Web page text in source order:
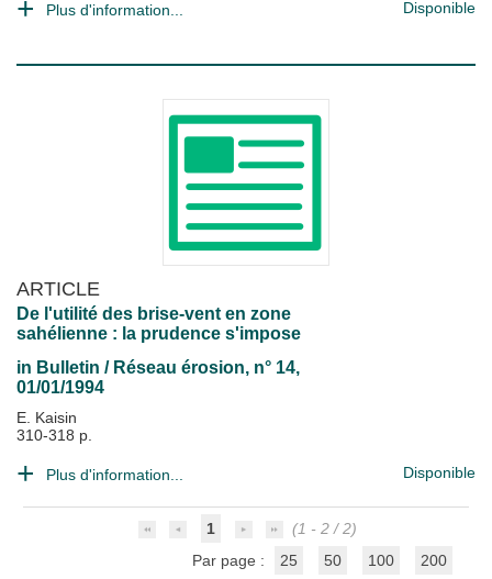
Plus d'information... Disponible
ARTICLE
De l'utilité des brise-vent en zone
sahélienne : la prudence s'impose
in Bulletin / Réseau érosion, n° 14,
01/01/1994
E. Kaisin
310-318 p.
Plus d'information... Disponible
1
(1 - 2 / 2)
Par page :
25 50 100 200